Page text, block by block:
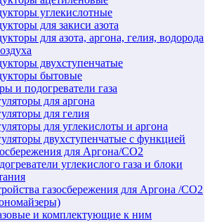
углекислотные
для закиси азота
для азота, аргона, гелия, водорода
двухступенчатые
бытовые
и подогреватели газа
для аргона
для гелия
для углекислоты и аргона
двухступенчатые c функцией
для Аргона/СО2
углекислого газа и блоки
газосбережения для Аргона /СО2
и комплектующие к ним